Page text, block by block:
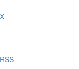
X
RSS